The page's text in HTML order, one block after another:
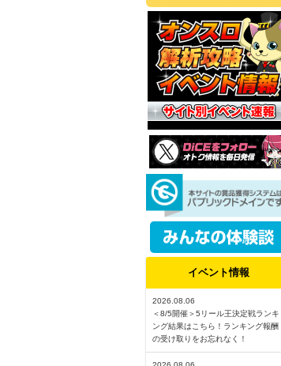
イベント情報
2026.08.06
＜8/5開催＞5リール王決定戦ランキ
ング結果はこちら！ランキング報酬
の受け取りをお忘れなく！